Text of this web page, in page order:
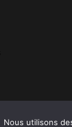
Nous utilisons